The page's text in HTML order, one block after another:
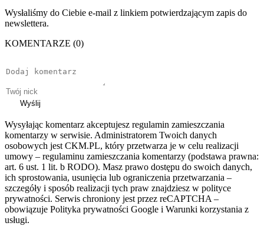
Wysłaliśmy do Ciebie e-mail z linkiem potwierdzającym zapis do
newslettera.
KOMENTARZE (0)
Wyślij
Wysyłając komentarz akceptujesz regulamin zamieszczania
komentarzy w serwisie. Administratorem Twoich danych
osobowych jest CKM.PL, który przetwarza je w celu realizacji
umowy – regulaminu zamieszczania komentarzy (podstawa prawna:
art. 6 ust. 1 lit. b RODO). Masz prawo dostępu do swoich danych,
ich sprostowania, usunięcia lub ograniczenia przetwarzania –
szczegóły i sposób realizacji tych praw znajdziesz w polityce
prywatności. Serwis chroniony jest przez reCAPTCHA –
obowiązuje Polityka prywatności Google i Warunki korzystania z
usługi.